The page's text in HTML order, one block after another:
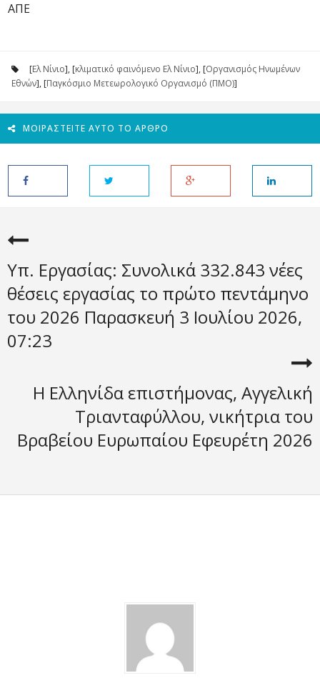
ΑΠΕ
[Ελ Νίνιο], [κλιματικό φαινόμενο Ελ Νίνιο], [Οργανισμός Ηνωμένων
Εθνών], [Παγκόσμιο Μετεωρολογικό Οργανισμό (ΠΜΟ)]
ΜΟΙΡΑΣΤΕΊΤΕ ΑΥΤΌ ΤΟ ΆΡΘΡΟ
Υπ. Εργασίας: Συνολικά 332.843 νέες
θέσεις εργασίας το πρώτο πεντάμηνο
του 2026 Παρασκευή 3 Ιουλίου 2026,
07:23
Η Ελληνίδα επιστήμονας, Αγγελική
Τριανταφύλλου, νικήτρια του
Βραβείου Ευρωπαίου Εφευρέτη 2026